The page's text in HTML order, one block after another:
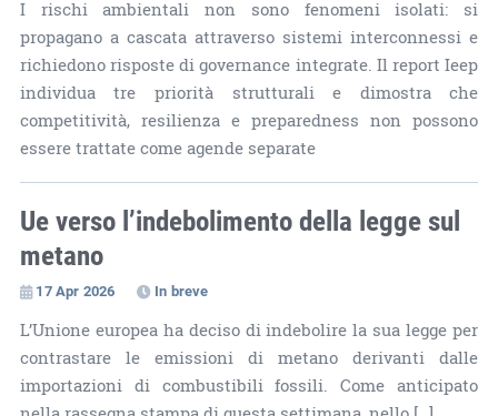
I rischi ambientali non sono fenomeni isolati: si
propagano a cascata attraverso sistemi interconnessi e
richiedono risposte di governance integrate. Il report Ieep
individua tre priorità strutturali e dimostra che
competitività, resilienza e preparedness non possono
essere trattate come agende separate
Ue verso l’indebolimento della legge sul
metano
17 Apr 2026 In breve
L’Unione europea ha deciso di indebolire la sua legge per
contrastare le emissioni di metano derivanti dalle
importazioni di combustibili fossili. Come anticipato